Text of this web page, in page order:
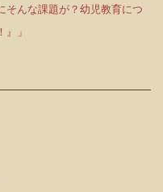
そんな課題が？幼児教育につ
」